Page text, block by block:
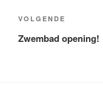
Volgend
bericht
VOLGENDE
Zwembad opening!